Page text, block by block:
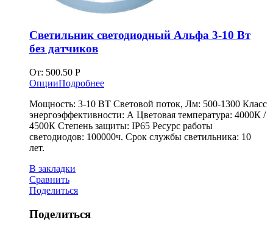
Светильник светодиодный Альфа 3-10 Вт
без датчиков
От: 500.50 Р
ОпцииПодробнее
Мощность: 3-10 ВТ Световой поток, Лм: 500-1300 Класс
энергоэффективности: А Цветовая температура: 4000К /
4500К Степень защиты: IP65 Ресурс работы
светодиодов: 100000ч. Срок службы светильника: 10
лет.
В закладки
Сравнить
Поделиться
Поделиться